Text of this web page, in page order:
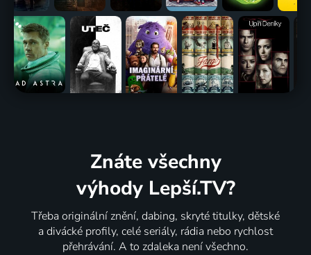
Znáte všechny
výhody Lepší.TV?
Třeba originální znění, dabing, skryté titulky, dětské
a divácké profily, celé seriály, rádia nebo rychlost
přehrávání. A to zdaleka není všechno.